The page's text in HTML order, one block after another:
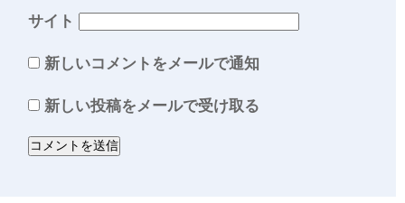
サイト
新しいコメントをメールで通知
新しい投稿をメールで受け取る